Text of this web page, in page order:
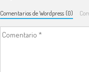
Comentarios de Wordpress (0)